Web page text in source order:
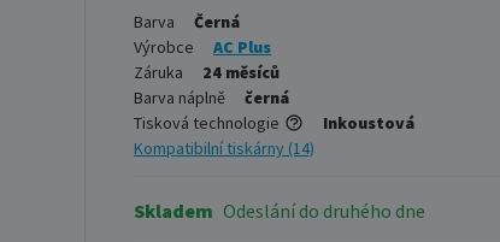
Barva
Černá
Výrobce
AC Plus
Záruka
24 měsíců
Barva náplně
černá
Tisková technologie
Inkoustová
Kompatibilní tiskárny (14)
Skladem Odeslání do druhého dne